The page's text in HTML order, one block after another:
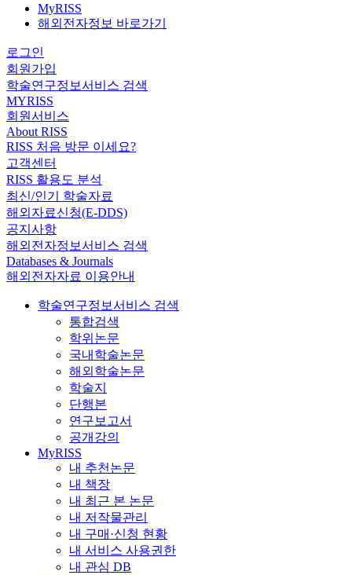
MyRISS
해외전자정보 바로가기
로그인
회원가입
학술연구정보서비스 검색
MYRISS
회원서비스
About RISS
RISS 처음 방문 이세요?
고객센터
RISS 활용도 분석
최신/인기 학술자료
해외자료신청(E-DDS)
공지사항
해외전자정보서비스 검색
Databases & Journals
해외전자자료 이용안내
학술연구정보서비스 검색
통합검색
학위논문
국내학술논문
해외학술논문
학술지
단행본
연구보고서
공개강의
MyRISS
내 추천논문
내 책장
내 최근 본 논문
내 저작물관리
내 구매·신청 현황
내 서비스 사용권한
내 관심 DB